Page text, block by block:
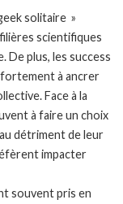
solitaire »
scientifiques
De plus, les success
à ancrer
Face à la
à faire un choix
détriment de leur
impacter
souvent pris en